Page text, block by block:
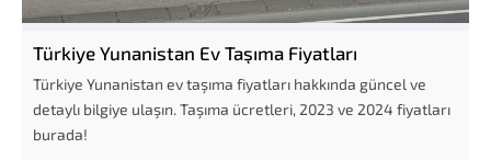
Türkiye Yunanistan Ev Taşıma Fiyatları
Türkiye Yunanistan ev taşıma fiyatları hakkında güncel ve
detaylı bilgiye ulaşın. Taşıma ücretleri, 2023 ve 2024 fiyatları
burada!